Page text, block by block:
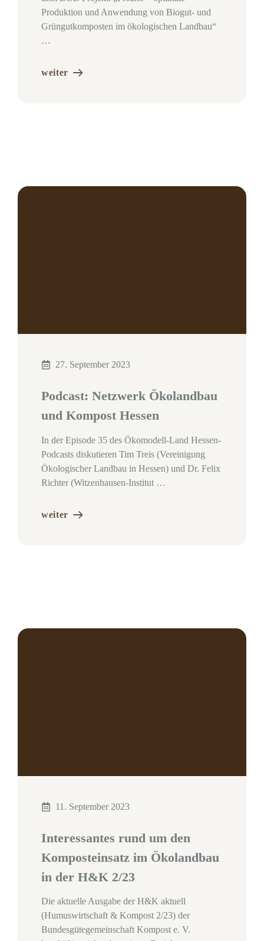
Produktion und Anwendung von Biogut- und
Grüngutkomposten im ökologischen Landbau“
…
weiter
27. September 2023
Podcast: Netzwerk Ökolandbau
und Kompost Hessen
In der Episode 35 des Ökomodell-Land Hessen-
Podcasts diskutieren Tim Treis (Vereinigung
Ökologischer Landbau in Hessen) und Dr. Felix
Richter (Witzenhausen-Institut …
weiter
11. September 2023
Interessantes rund um den
Komposteinsatz im Ökolandbau
in der H&K 2/23
Die aktuelle Ausgabe der H&K aktuell
(Humuswirtschaft & Kompost 2/23) der
Bundesgütegemeinschaft Kompost e. V.